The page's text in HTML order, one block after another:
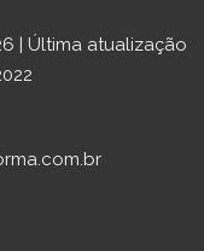
| Última atualização